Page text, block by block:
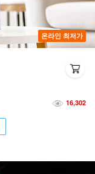
온라인 최저가
16,302